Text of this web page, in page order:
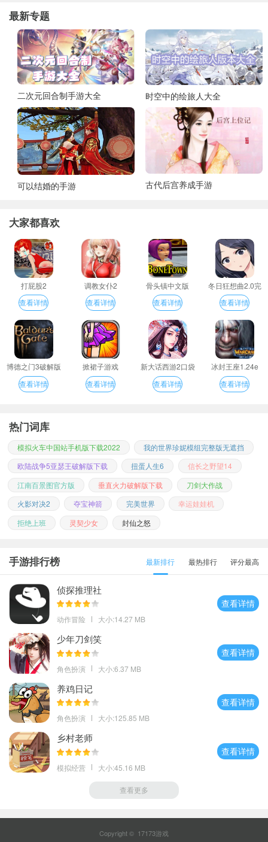
最新专题
二次元回合制手游大全 时空中的绘旅人大全
可以结婚的手游 古代后宫养成手游
大家都喜欢
打屁股2
查看详情
调教女仆2
查看详情
骨头镇中文版
查看详情
冬日狂想曲2.0完
整汉化版
查看详情
博德之门3破解版
查看详情
掀裙子游戏
查看详情
新大话西游2口袋
版
查看详情
冰封王座1.24e
查看详情
热门词库
模拟火车中国站手机版下载2022
我的世界珍妮模组完整版无遮挡
欧陆战争5亚瑟王破解版下载
扭蛋人生6
信长之野望14
江南百景图官方版
垂直火力破解版下载
刀剑大作战
火影对决2
夺宝神箭 完美世界
幸运娃娃机
拒绝上班
灵契少女 封仙之怒
手游排行榜 最新排行 最热排行 评分最高
侦探推理社
动作冒险 大小:14.27 MB
查看详情
少年刀剑笑
角色扮演 大小:6.37 MB
查看详情
养鸡日记
角色扮演 大小:125.85 MB
查看详情
乡村老师
模拟经营 大小:45.16 MB
查看详情
查看更多
Copyright © 17173游戏